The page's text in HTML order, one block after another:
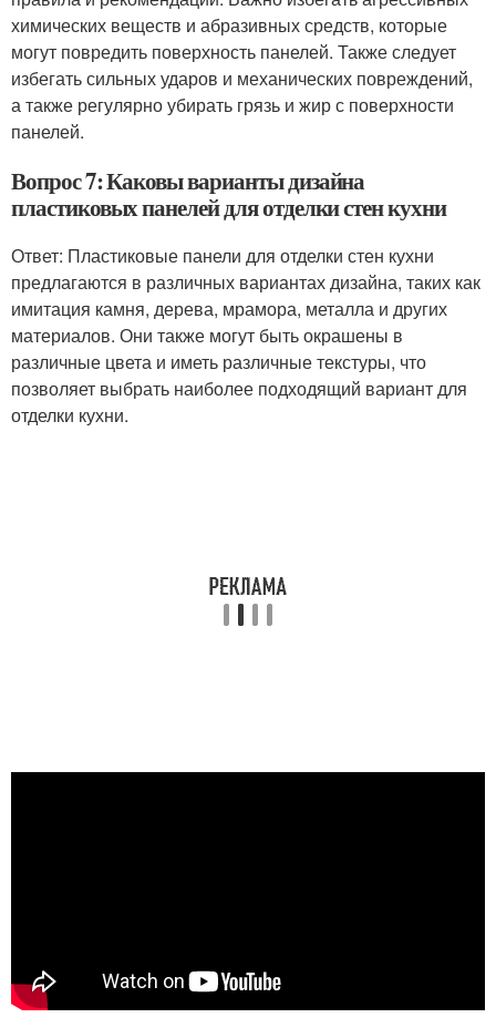
химических веществ и абразивных средств, которые
могут повредить поверхность панелей. Также следует
избегать сильных ударов и механических повреждений,
а также регулярно убирать грязь и жир с поверхности
панелей.
Вопрос 7: Каковы варианты дизайна
пластиковых панелей для отделки стен кухни
Ответ: Пластиковые панели для отделки стен кухни
предлагаются в различных вариантах дизайна, таких как
имитация камня, дерева, мрамора, металла и других
материалов. Они также могут быть окрашены в
различные цвета и иметь различные текстуры, что
позволяет выбрать наиболее подходящий вариант для
отделки кухни.